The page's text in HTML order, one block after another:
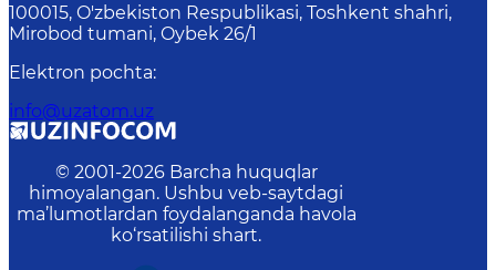
100015, O'zbekiston Respublikasi, Toshkent shahri,
Mirobod tumani, Oybek 26/1
Elektron pochta:
info@uzatom.uz
© 2001-2026 Barcha huquqlar
himoyalangan. Ushbu veb-saytdagi
ma’lumotlardan foydalanganda havola
ko‘rsatilishi shart.